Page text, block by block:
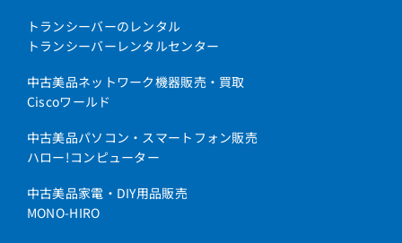
トランシーバーのレンタル
トランシーバーレンタルセンター
中古美品ネットワーク機器販売・買取
Ciscoワールド
中古美品パソコン・スマートフォン販売
ハロー!コンピューター
中古美品家電・DIY用品販売
MONO-HIRO